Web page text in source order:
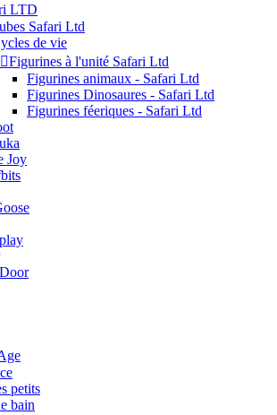
LTD
Safari Ltd
de vie
Figurines à l'unité Safari Ltd
Figurines animaux - Safari Ltd
Figurines Dinosaures - Safari Ltd
Figurines féeriques - Safari Ltd
Joy
petits
bain